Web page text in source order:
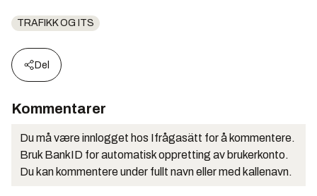
TRAFIKK OG ITS
Del
Kommentarer
Du må være innlogget hos Ifrågasätt for å kommentere.
Bruk BankID for automatisk oppretting av brukerkonto.
Du kan kommentere under fullt navn eller med kallenavn.